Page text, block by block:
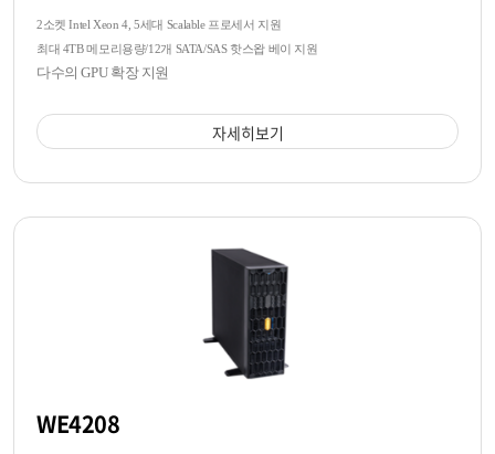
2소켓 Intel Xeon 4, 5세대 Scalable 프로세서 지원
최대 4TB 메모리용량/12개 SATA/SAS 핫스왑 베이 지원
다수의 GPU 확장 지원
자세히보기
WE4208